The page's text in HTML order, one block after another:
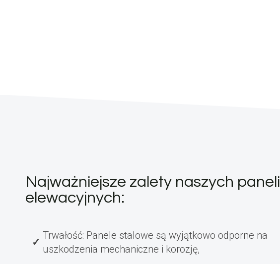
Najważniejsze zalety naszych paneli
elewacyjnych:
Trwałość: Panele stalowe są wyjątkowo odporne na
uszkodzenia mechaniczne i korozję,